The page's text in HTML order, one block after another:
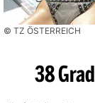
© TZ ÖSTERREICH
38